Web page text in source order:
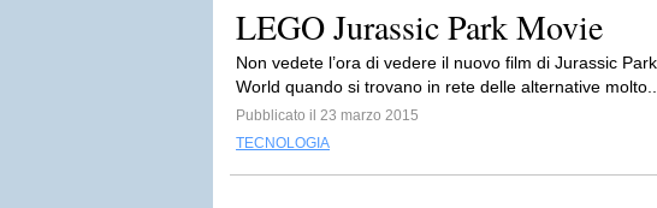
LEGO Jurassic Park Movie
Non vedete l’ora di vedere il nuovo film di Jurassic
World quando si trovano in rete delle alternative molto...
Pubblicato il 23 marzo 2015
TECNOLOGIA